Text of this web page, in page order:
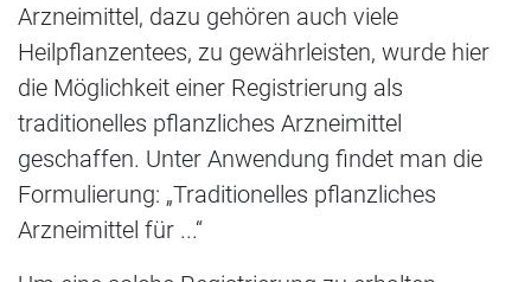
Arzneimittel, dazu gehören auch viele
Heilpflanzentees, zu gewährleisten, wurde hier
die Möglichkeit einer Registrierung als
traditionelles pflanzliches Arzneimittel
geschaffen. Unter Anwendung findet man die
Formulierung: „Traditionelles pflanzliches
Arzneimittel für ...“